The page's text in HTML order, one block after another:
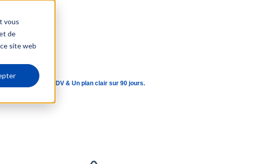
vous
de
site web
qui bloque tes RDV & Un plan clair sur 90 jours.